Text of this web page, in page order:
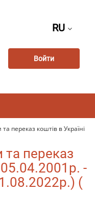
RU
Войти
переказ коштів в Україні
та переказ
05.04.2001р. -
(